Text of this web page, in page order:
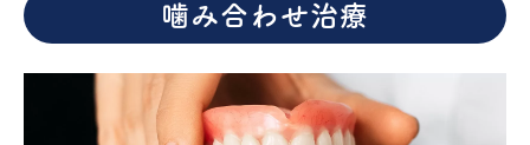
噛み合わせ治療